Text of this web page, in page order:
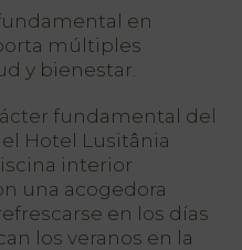
en
múltiples
y bienestar.
fundamental del
Hotel Lusitânia
interior
una acogedora
en los días
los veranos en la